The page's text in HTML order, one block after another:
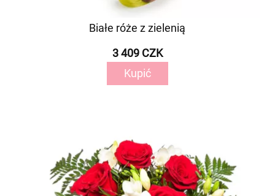
Białe róże z zielenią
3 409 CZK
Kupić